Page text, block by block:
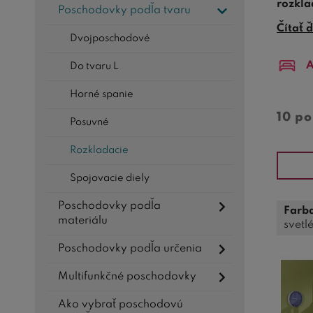
Ak
TIP: V
určite
Čítať
Poschodovky podľa tvaru
Dvojposchodové
Do tvaru L
Horné spanie
Posuvné
Rozkladacie
Spojovacie diely
Poschodovky podľa
materiálu
Poschodovky podľa určenia
Multifunkčné poschodovky
Ako vybrať poschodovú
10